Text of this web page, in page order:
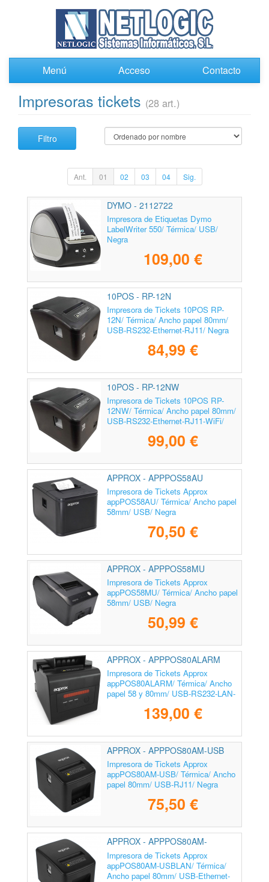
Menú Acceso Contacto
Impresoras tickets (28 art.)
Filtro
Ant. 01 02 03 04 Sig.
DYMO - 2112722
Impresora de Etiquetas Dymo
LabelWriter 550/ Térmica/ USB/
Negra
109,00 €
10POS - RP-12N
Impresora de Tickets 10POS RP-
12N/ Térmica/ Ancho papel 80mm/
USB-RS232-Ethernet-RJ11/ Negra
84,99 €
10POS - RP-12NW
Impresora de Tickets 10POS RP-
12NW/ Térmica/ Ancho papel 80mm/
USB-RS232-Ethernet-RJ11-WiFi/
99,00 €
APPROX - APPPOS58AU
Impresora de Tickets Approx
appPOS58AU/ Térmica/ Ancho papel
58mm/ USB/ Negra
70,50 €
APPROX - APPPOS58MU
Impresora de Tickets Approx
appPOS58MU/ Térmica/ Ancho papel
58mm/ USB/ Negra
50,99 €
APPROX - APPPOS80ALARM
Impresora de Tickets Approx
appPOS80ALARM/ Térmica/ Ancho
papel 58 y 80mm/ USB-RS232-LAN-
139,00 €
APPROX - APPPOS80AM-USB
Impresora de Tickets Approx
appPOS80AM-USB/ Térmica/ Ancho
papel 80mm/ USB-RJ11/ Negra
75,50 €
APPROX - APPPOS80AM-
USBLAN
Impresora de Tickets Approx
appPOS80AM-USBLAN/ Térmica/
Ancho papel 80mm/ USB-Ethernet-